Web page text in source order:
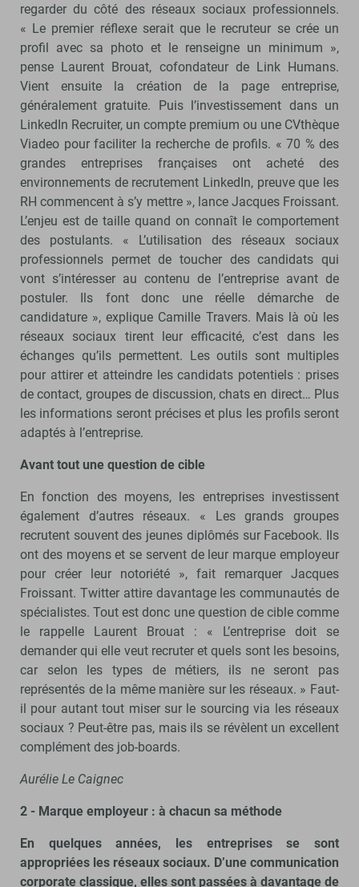
regarder du côté des réseaux sociaux professionnels.
« Le premier réflexe serait que le recruteur se crée un
profil avec sa photo et le renseigne un minimum »,
pense Laurent Brouat, cofondateur de Link Humans.
Vient ensuite la création de la page entreprise,
généralement gratuite. Puis l’investissement dans un
LinkedIn Recruiter, un compte premium ou une CVthèque
Viadeo pour faciliter la recherche de profils. « 70 % des
grandes entreprises françaises ont acheté des
environnements de recrutement LinkedIn, preuve que les
RH commencent à s’y mettre », lance Jacques Froissant.
L’enjeu est de taille quand on connaît le comportement
des postulants. « L’utilisation des réseaux sociaux
professionnels permet de toucher des candidats qui
vont s’intéresser au contenu de l’entreprise avant de
postuler. Ils font donc une réelle démarche de
candidature », explique Camille Travers. Mais là où les
réseaux sociaux tirent leur efficacité, c’est dans les
échanges qu’ils permettent. Les outils sont multiples
pour attirer et atteindre les candidats potentiels : prises
de contact, groupes de discussion, chats en direct… Plus
les informations seront précises et plus les profils seront
adaptés à l’entreprise.
Avant tout une question de cible
En fonction des moyens, les entreprises investissent
également d’autres réseaux. « Les grands groupes
recrutent souvent des jeunes diplômés sur Facebook. Ils
ont des moyens et se servent de leur marque employeur
pour créer leur notoriété », fait remarquer Jacques
Froissant. Twitter attire davantage les communautés de
spécialistes. Tout est donc une question de cible comme
le rappelle Laurent Brouat : « L’entreprise doit se
demander qui elle veut recruter et quels sont les besoins,
car selon les types de métiers, ils ne seront pas
représentés de la même manière sur les réseaux. » Faut-
il pour autant tout miser sur le sourcing via les réseaux
sociaux ? Peut-être pas, mais ils se révèlent un excellent
complément des job-boards.
Aurélie Le Caignec
2 - Marque employeur : à chacun sa méthode
En quelques années, les entreprises se sont
appropriées les réseaux sociaux. D’une communication
corporate classique, elles sont passées à davantage de